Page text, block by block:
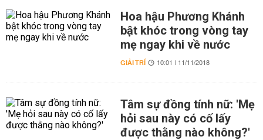
Hoa hậu Phương Khánh
bật khóc trong vòng tay
mẹ ngay khi về nước
GIẢI TRÍ 10:01 | 11/11/2018
Tâm sự đồng tính nữ: 'Mẹ
hỏi sau này có cố lấy
được thằng nào không?'